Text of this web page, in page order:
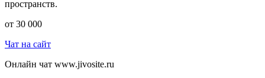
пространств.
от 30 000
Чат на сайт
Онлайн чат www.jivosite.ru